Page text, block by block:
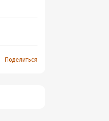
Поделиться